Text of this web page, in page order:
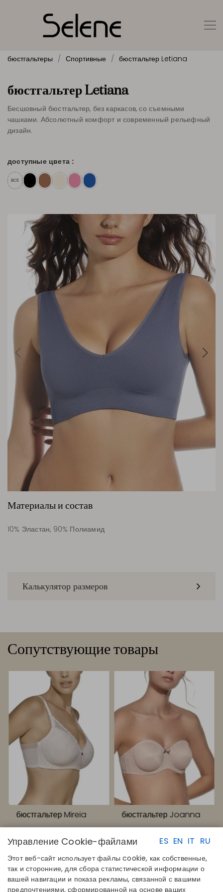
бюстгальтеры Спортивные бюстгальтер Letiana
бюстгальтер Letiana
Бесшовный бюстгальтер, без каркасов, со съемными
чашками. Абсолютный комфорт и современный рельефный
дизайн.
доступные цвета :
ВСЕ
Материалы и состав
10% Эластан, 90% Полиамид
Калькулятор размеров
Сопутствующие товары
бюстгальтер Mireia бюстгальтер Joanna
ES EN IT RU
Управление Cookie-файлами
Этот веб-сайт использует файлы cookie, как собственные,
так и сторонние, для сбора статистической информации о
вашей навигации и показа рекламы, связанной с вашими
предпочтениями, сформированной на основе ваших